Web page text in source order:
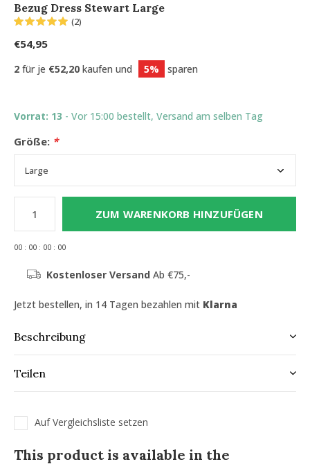
Bezug Dress Stewart Large
(2)
€54,95
2 für je €52,20 kaufen und 5% sparen
Vorrat: 13 - Vor 15:00 bestellt, Versand am selben Tag
Größe: *
ZUM WARENKORB HINZUFÜGEN
00 : 00 : 00 : 00
Kostenloser Versand Ab €75,-
Jetzt bestellen, in 14 Tagen bezahlen mit Klarna
Beschreibung
Teilen
Auf Vergleichsliste setzen
This product is available in the